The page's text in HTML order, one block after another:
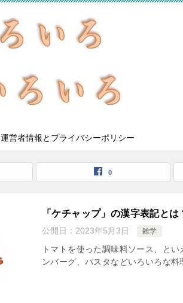
運営者情報とプライバシーポリシー
0
「ケチャップ」の漢字表記と
公開日： 2023年5月3日 雑学
トマトを使った調味料ソース、と
ンバーグ、パスタなどいろいろな